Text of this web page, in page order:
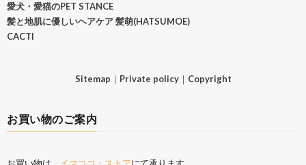
愛犬・愛猫のPET STANCE
髪と地肌に優しいヘアケア 髪萌(HATSUMOE)
CACTI
Sitemap ｜ Private policy｜ Copyright
お買い物のご案内